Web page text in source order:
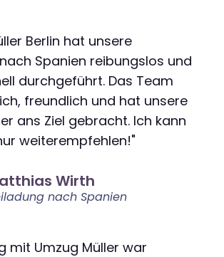
Berlin hat unsere
Spanien reibungslos und
durchgeführt. Das Team
freundlich und hat unsere
ans Ziel gebracht. Ich kann
weiterempfehlen!"
Wirth
nach Spanien
mit Umzug Müller war